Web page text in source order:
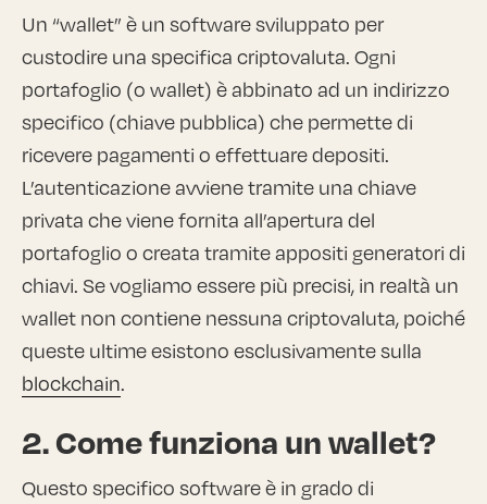
Un “wallet” è un software sviluppato per
custodire una specifica criptovaluta. Ogni
portafoglio (o wallet) è abbinato ad un indirizzo
specifico (chiave pubblica) che permette di
ricevere pagamenti o effettuare depositi.
L’autenticazione avviene tramite una chiave
privata che viene fornita all’apertura del
portafoglio o creata tramite appositi generatori di
chiavi. Se vogliamo essere più precisi, in realtà un
wallet non contiene nessuna criptovaluta, poiché
queste ultime esistono esclusivamente sulla
blockchain.
2. Come funziona un wallet?
Questo specifico software è in grado di